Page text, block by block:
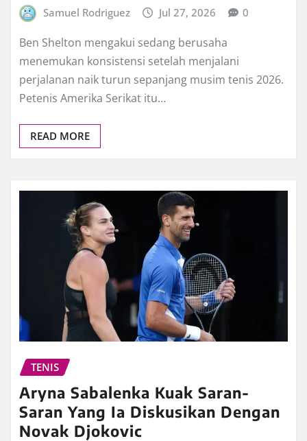
Samuel Rodriguez Jul 27, 2026 0
Ben Shelton mengakui sedang berusaha
menemukan konsistensi setelah menjalani
perjalanan naik turun sepanjang musim tenis 2026.
Petenis Amerika Serikat itu…
READ MORE
TENIS
Aryna Sabalenka Kuak Saran-
Saran Yang Ia Diskusikan Dengan
Novak Djokovic